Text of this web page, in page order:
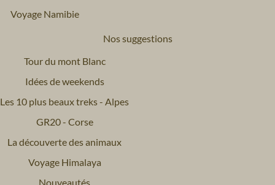
Voyage Namibie
Nos suggestions
Tour du mont Blanc
Idées de weekends
Les 10 plus beaux treks - Alpes
GR20 - Corse
La découverte des animaux
Voyage Himalaya
Nouveautés